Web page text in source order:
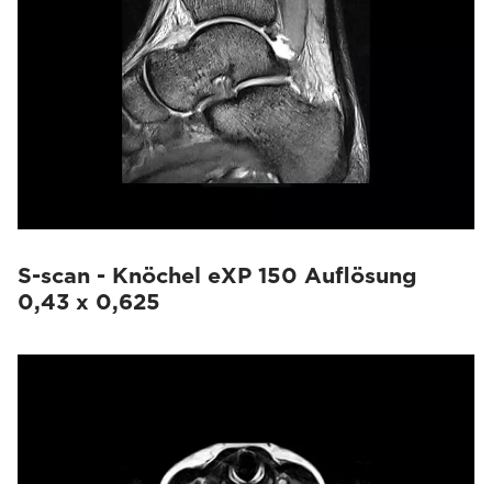
S-scan - Knöchel eXP 150 Auflösung
0,43 x 0,625